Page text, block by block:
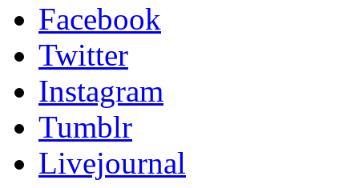
Facebook
Twitter
Instagram
Tumblr
Livejournal